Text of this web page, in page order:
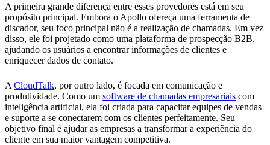
A primeira grande diferença entre esses provedores está em seu
propósito principal. Embora o Apollo ofereça uma ferramenta de
discador, seu foco principal não é a realização de chamadas. Em vez
disso, ele foi projetado como uma plataforma de prospecção B2B,
ajudando os usuários a encontrar informações de clientes e
enriquecer dados de contato.
A CloudTalk, por outro lado, é focada em comunicação e
produtividade. Como um software de chamadas empresariais com
inteligência artificial, ela foi criada para capacitar equipes de vendas
e suporte a se conectarem com os clientes perfeitamente. Seu
objetivo final é ajudar as empresas a transformar a experiência do
cliente em sua maior vantagem competitiva.